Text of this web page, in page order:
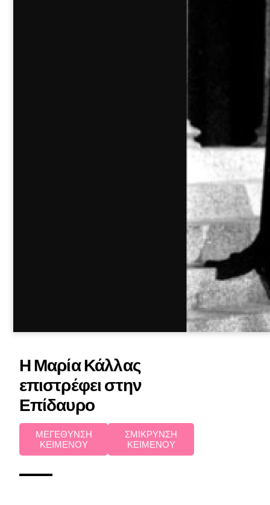
Η Μαρία Κάλλας
επιστρέφει στην
Επίδαυρο
ΜΕΓΕΘΥΝΣΗ
ΚΕΙΜΕΝΟΥ
ΣΜΙΚΡΥΝΣΗ
ΚΕΙΜΕΝΟΥ